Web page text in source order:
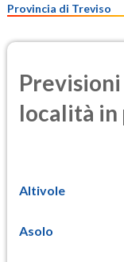
Provincia di Treviso
località in
Altivole
Asolo